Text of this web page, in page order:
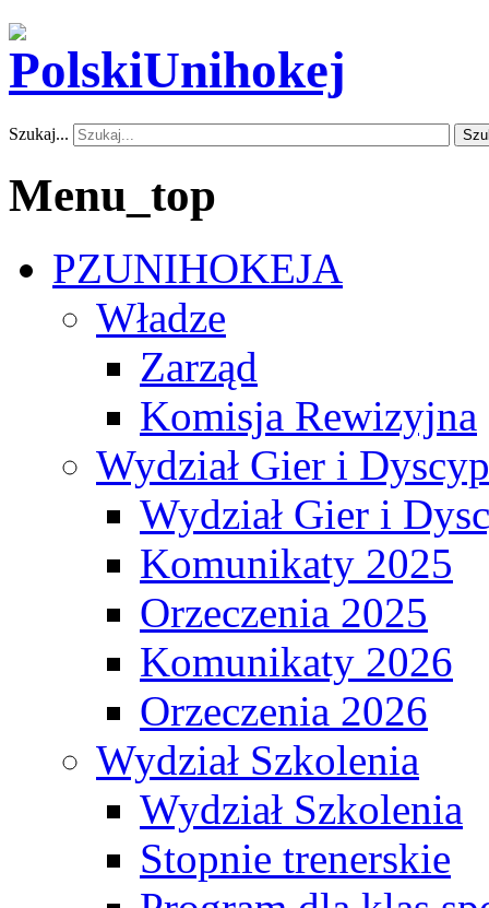
Szukaj...
Menu_top
PZUNIHOKEJA
Władze
Zarząd
Komisja Rewizyjna
Wydział Gier i
Wydział Gier i
Komunikaty 2025
Orzeczenia 2025
Komunikaty 2026
Orzeczenia 2026
Wydział Szkolenia
Wydział Szkolenia
Stopnie trenerskie